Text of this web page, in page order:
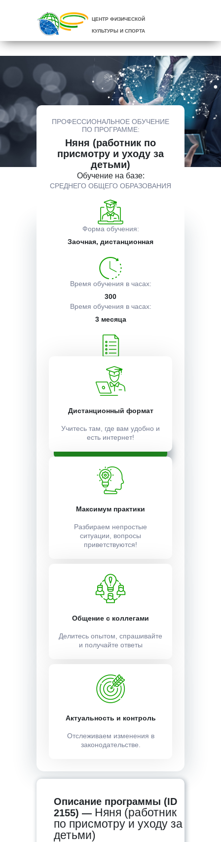
ЦЕНТР ФИЗИЧЕСКОЙ
КУЛЬТУРЫ И СПОРТА
ПРОФЕССИОНАЛЬНОЕ ОБУЧЕНИЕ
ПО ПРОГРАММЕ:
Няня (работник по
присмотру и уходу за
детьми)
Обучение на базе:
СРЕДНЕГО ОБЩЕГО ОБРАЗОВАНИЯ
Форма обучения:
Заочная, дистанционная
Время обучения в часах:
300
Время обучения в часах:
3 месяца
Получить
Стоимость:
Описание курса
Получаемые документы
Условия поступления
Дистанционный формат
Учитесь там, где вам удобно и
есть интернет!
Максимум практики
Разбираем непростые
ситуации, вопросы
приветствуются!
Общение с коллегами
Делитесь опытом, спрашивайте
и получайте ответы
Актуальность и контроль
Отслеживаем изменения в
законодательстве.
Описание программы (ID
2155) — Няня (работник
по присмотру и уходу за
детьми)